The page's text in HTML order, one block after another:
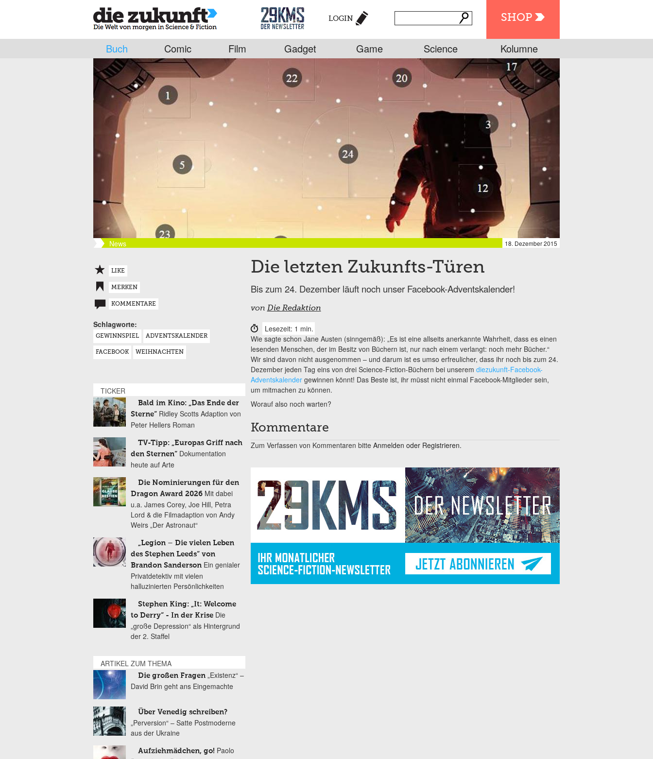
SHOP
LOGIN
Buch Comic Film Gadget Game Science Kolumne
News 18. Dezember 2015
Die letzten Zukunfts-Türen
Bis zum 24. Dezember läuft noch unser Facebook-Adventskalender!
von Die Redaktion
Lesezeit: 1 min.
Wie sagte schon Jane Austen (sinngemäß): „Es ist eine allseits anerkannte Wahrheit, dass es einen
lesenden Menschen, der im Besitz von Büchern ist, nur nach einem verlangt: noch mehr Bücher.“
Wir sind davon nicht ausgenommen – und darum ist es umso erfreulicher, dass ihr noch bis zum 24.
Dezember jeden Tag eins von drei Science-Fiction-Büchern bei unserem diezukunft-Facebook-
Adventskalendergewinnen könnt! Das Beste ist, ihr müsst nicht einmal Facebook-Mitglieder sein,
um mitmachen zu können.
Worauf also noch warten?
Kommentare
Zum Verfassen von Kommentaren bitte Anmelden oder Registrieren.
LIKE
MERKEN
KOMMENTARE
Schlagworte:
GEWINNSPIEL ADVENTSKALENDER
FACEBOOK WEIHNACHTEN
TICKER
Bald im Kino: „Das Ende der
Sterne“ Ridley Scotts Adaption von
Peter Hellers Roman
TV-Tipp: „Europas Griff nach
den Sternen“ Dokumentation
heute auf Arte
Die Nominierungen für den
Dragon Award 2026 Mit dabei
u.a. James Corey, Joe Hill, Petra
Lord & die Filmadaption von Andy
Weirs „Der Astronaut“
„Legion – Die vielen Leben
des Stephen Leeds“ von
Brandon Sanderson Ein genialer
Privatdetektiv mit vielen
halluzinierten Persönlichkeiten
Stephen King: „It: Welcome
to Derry“ - In der Krise Die
„große Depression“ als Hintergrund
der 2. Staffel
ARTIKEL ZUM THEMA
Die großen Fragen „Existenz“ –
David Brin geht ans Eingemachte
Über Venedig schreiben?
„Perversion“ – Satte Postmoderne
aus der Ukraine
Aufziehmädchen, go! Paolo